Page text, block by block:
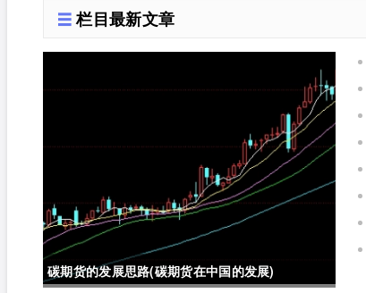
的是什么)
栏目最新文章
碳期货的发展思路(碳期货在中国的发展)